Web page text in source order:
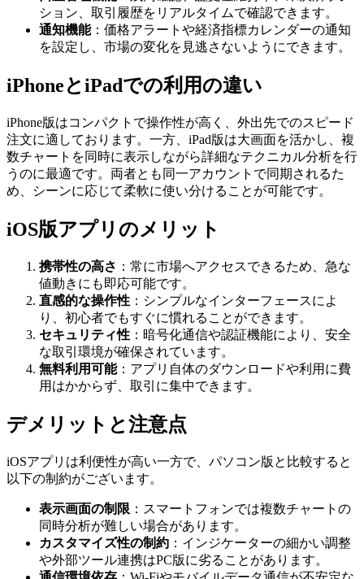
ション、取引履歴をリアルタイムで確認できます。
通知機能：価格アラートや経済指標カレンダーの通知
を設定し、市場の変化を見逃さないようにできます。
iPhoneとiPadでの利用の違い
iPhone版はコンパクトで操作性が高く、外出先でのスピード
注文に適しております。一方、iPad版は大画面を活かし、複
数チャートを同時に表示しながら詳細なテクニカル分析を行
うのに最適です。両者とも同一アカウントで同期されるた
め、シーンに応じて柔軟に使い分けることが可能です。
iOS版アプリのメリット
携帯性の高さ ：常に市場へアクセスできるため、急な
値動きにも即応可能です。
直感的な操作性 ：シンプルなインターフェースによ
り、初心者でもすぐに慣れることができます。
セキュリティ性 ：暗号化通信や認証機能により、安全
な取引環境が確保されています。
無料利用可能：アプリ自体のダウンロードや利用に費
用はかからず、取引に集中できます。
デメリットと注意点
iOSアプリは利便性が高い一方で、パソコン版と比較すると
以下の制約がございます。
表示画面の制限 ：スマートフォンでは複数チャートの
同時分析が難しい場合があります。
カスタマイズ性の制約 ：インジケーターの細かい調整
や外部ツール連携はPC版に劣ることがあります。